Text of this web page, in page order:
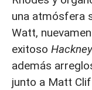
una atmósfera
Watt,
exitoso
además
junto a Matt